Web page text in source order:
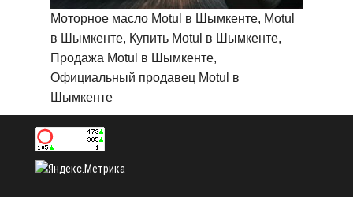
Моторное масло Motul в Шымкенте, Motul
в Шымкенте, Купить Motul в Шымкенте,
Продажа Motul в Шымкенте,
Официальный продавец Motul в
Шымкенте